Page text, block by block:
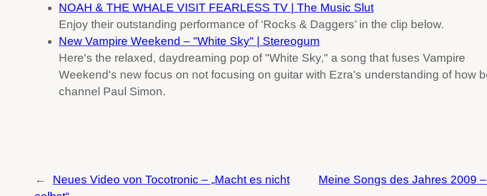
NOAH & THE WHALE VISIT FEARLESS TV | The Music Slut
Enjoy their outstanding performance of ‘Rocks & Daggers’ in the clip below.
New Vampire Weekend – "White Sky" | Stereogum
Here's the relaxed, daydreaming pop of "White Sky," a song that fuses Vampire
Weekend's new focus on not focusing on guitar with Ezra's understanding of how
channel Paul Simon.
←
Neues Video von Tocotronic – „Macht es nicht
Meine Songs des Jahres 2009